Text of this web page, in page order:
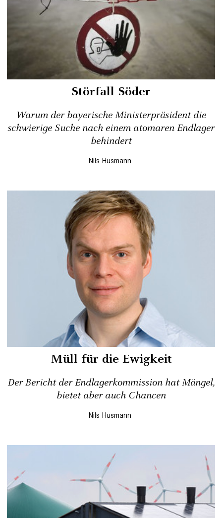
Störfall Söder
Warum der bayerische Ministerpräsident die
schwierige Suche nach einem atomaren Endlager
behindert
Nils Husmann
Müll für die Ewigkeit
Der Bericht der Endlagerkommission hat Mängel,
bietet aber auch Chancen
Nils Husmann